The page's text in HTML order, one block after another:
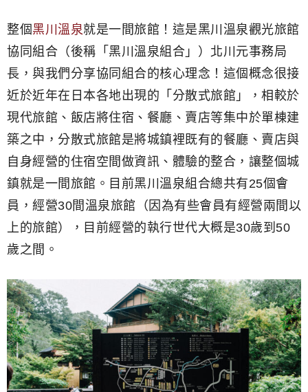
整個黑川溫泉就是一間旅館！這是黑川溫泉觀光旅館
協同組合（後稱「黑川溫泉組合」）北川元事務局
長，與我們分享協同組合的核心理念！這個概念很接
近於近年在日本各地出現的「分散式旅館」，相較於
現代旅館、飯店將住宿、餐廳、賣店等集中於單棟建
築之中，分散式旅館是將城鎮裡既有的餐廳、賣店與
自身經營的住宿空間做資訊、體驗的整合，讓整個城
鎮就是一間旅館。目前黑川溫泉組合總共有25個會
員，經營30間溫泉旅館（因為有些會員有經營兩間以
上的旅館），目前經營的執行世代大概是30歲到50
歲之間。